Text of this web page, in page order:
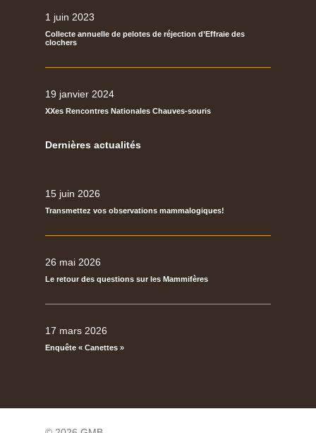
1 juin 2023
Collecte annuelle de pelotes de réjection d’Effraie des
clochers
19 janvier 2024
XXes Rencontres Nationales Chauves-souris
Dernières actualités
15 juin 2026
Transmettez vos observations mammalogiques!
26 mai 2026
Le retour des questions sur les Mammifères
17 mars 2026
Enquête « Canettes »